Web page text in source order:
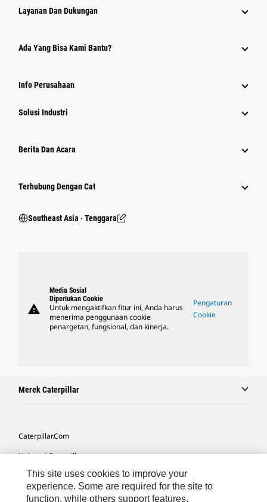
Layanan Dan Dukungan
Ada Yang Bisa Kami Bantu?
Info Perusahaan
Solusi Industri
Berita Dan Acara
Terhubung Dengan Cat
Southeast Asia ‧ Tenggara
warning
Media Sosial
Diperlukan Cookie
Untuk mengaktifkan fitur ini, Anda harus
menerima penggunaan cookie
penargetan, fungsional, dan kinerja.
Pengaturan
Cookie
Merek Caterpillar
Caterpillar.com
Hubungi Caterpillar
Preferensi Pemasaran Saya
Peta Situs
This site uses cookies to improve your
experience. Some are required for the site to
function, while others support features,